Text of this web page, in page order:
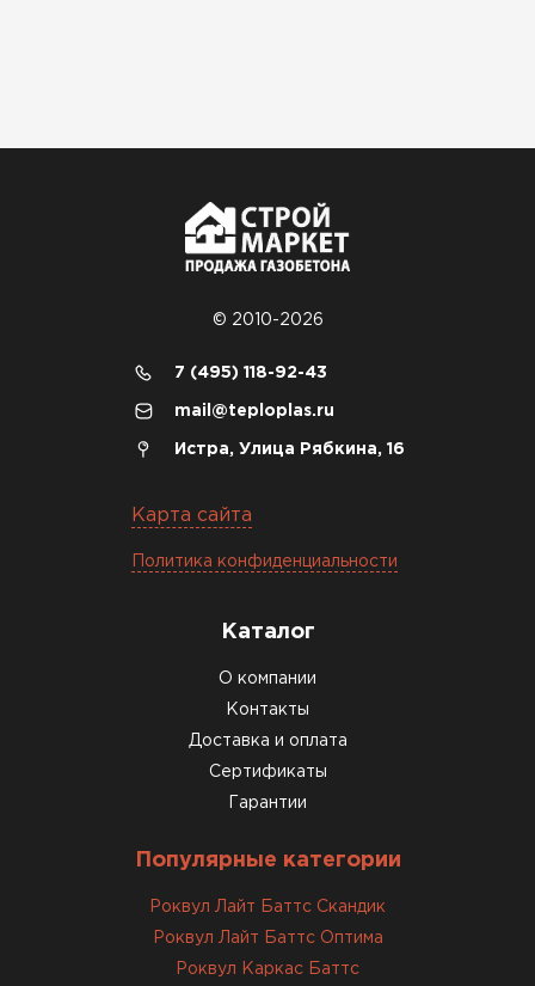
© 2010-2026
7 (495) 118-92-43
mail@teploplas.ru
Истра, Улица Рябкина, 16
Карта сайта
Политика конфиденциальности
Каталог
О компании
Контакты
Доставка и оплата
Сертификаты
Гарантии
Популярные категории
Роквул Лайт Баттс Скандик
Роквул Лайт Баттс Оптима
Роквул Каркас Баттс